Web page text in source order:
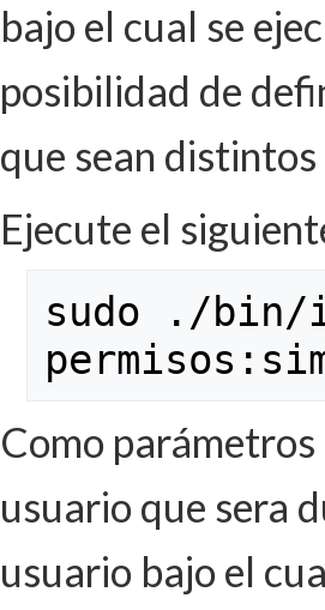
bajo el cual se
posibilidad de
que sean
Ejecute el
sudo . / bin/
Como
usuario que sera
usuario bajo el